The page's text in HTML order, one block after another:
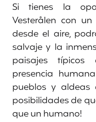
Si tienes la
Vesterålen con
desde el aire,
salvaje y la
paisajes típicos
presencia
pueblos y aldeas
posibilidades de
que un humano!